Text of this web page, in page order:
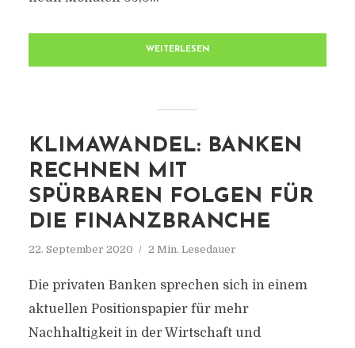
WEITERLESEN
KLIMAWANDEL: BANKEN
RECHNEN MIT
SPÜRBAREN FOLGEN FÜR
DIE FINANZBRANCHE
22. September 2020 2 Min. Lesedauer
Die privaten Banken sprechen sich in einem
aktuellen Positionspapier für mehr
Nachhaltigkeit in der Wirtschaft und